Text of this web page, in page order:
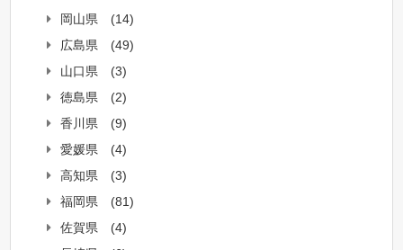
岡山県
(14)
広島県
(49)
山口県
(3)
徳島県
(2)
香川県
(9)
愛媛県
(4)
高知県
(3)
福岡県
(81)
佐賀県
(4)